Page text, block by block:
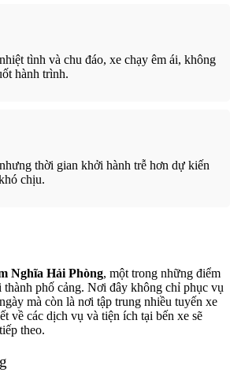
tình và chu đáo, xe chạy êm ái, không
hành trình.
thời gian khởi hành trễ hơn dự kiến
chịu.
Nghĩa Hải Phòng, một trong những điểm
thành phố cảng. Nơi đây không chỉ phục vụ
mà còn là nơi tập trung nhiều tuyến xe
về các dịch vụ và tiện ích tại bến xe sẽ
theo.